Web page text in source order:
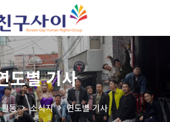
도별 기사
활동 소식지 연도별 기사